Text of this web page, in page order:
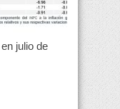
julio de